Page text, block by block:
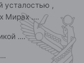
усталостью ,
Мирах ....
....